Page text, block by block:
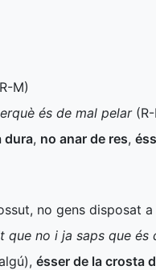
R-M)
és de mal pelar(
dura, no anar de res,
no gens disposat
que no i ja saps que
, ésser de la crosta